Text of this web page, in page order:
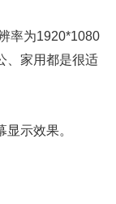
率为1920*1080
、家用都是很适
示效果。